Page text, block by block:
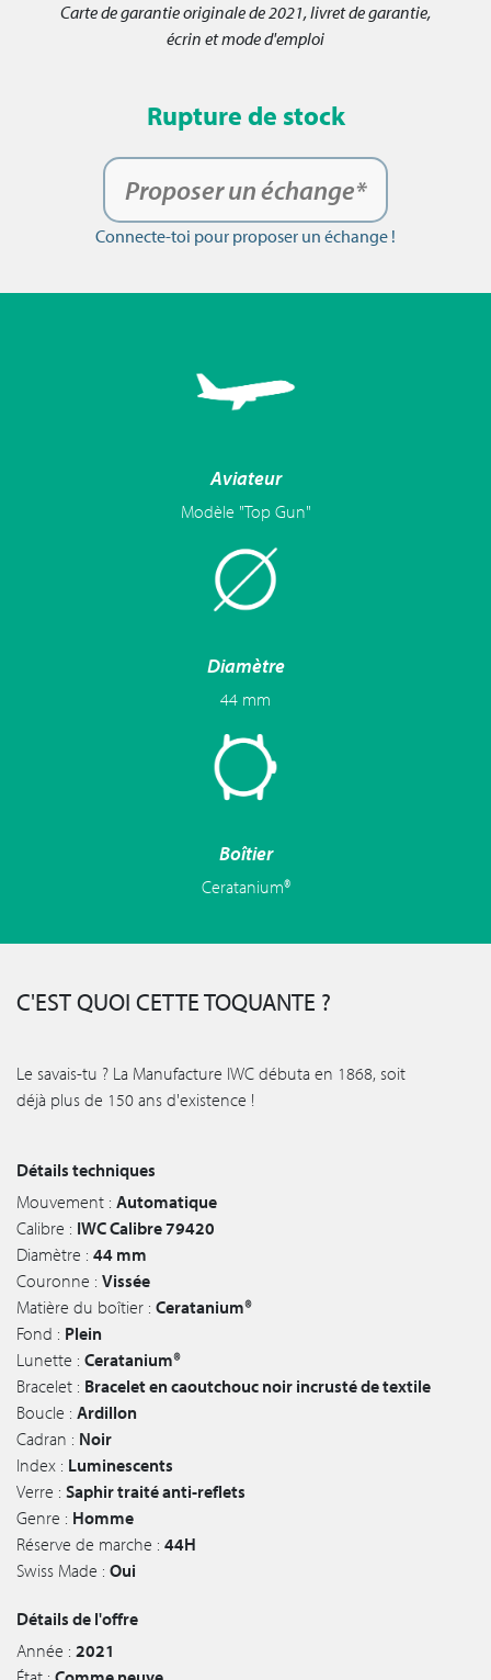
Carte de garantie originale de 2021, livret de garantie,
écrin et mode d'emploi
Rupture de stock
Proposer un échange*
Connecte-toi pour proposer un échange !
Aviateur
Modèle "Top Gun"
Diamètre
44 mm
Boîtier
Ceratanium®
C'EST QUOI CETTE TOQUANTE ?
Le savais-tu ? La Manufacture IWC débuta en 1868, soit
déjà plus de 150 ans d'existence !
Détails techniques
Mouvement : Automatique
Calibre : IWC Calibre 79420
Diamètre : 44 mm
Couronne : Vissée
Matière du boîtier : Ceratanium®
Fond : Plein
Lunette : Ceratanium®
Bracelet : Bracelet en caoutchouc noir incrusté de textile
Boucle : Ardillon
Cadran : Noir
Index : Luminescents
Verre : Saphir traité anti-reflets
Genre : Homme
Réserve de marche : 44H
Swiss Made : Oui
Détails de l'offre
Année : 2021